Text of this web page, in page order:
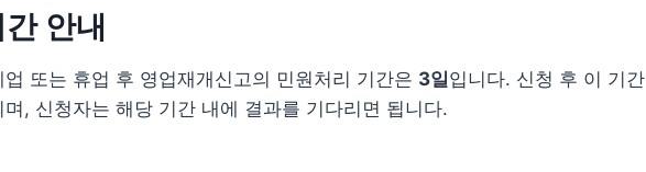
안내
업 또는 휴업 후 영업재개신고의 민원처리 기간은 3일입니다. 신청 후 이 기간
, 신청자는 해당 기간 내에 결과를 기다리면 됩니다.